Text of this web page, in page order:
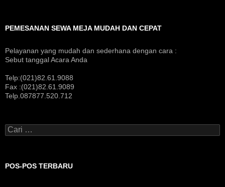
PEMESANAN SEWA MEJA MUDAH DAN CEPAT
Pelayanan yang mudah dan sederhana dengan cara :
Sebut tanggal Acara Anda
Telp:(021)82.61.9088
Fax :(021)82.61.9089
Telp.087877.520.712
C
a
u
POS-POS TERBARU